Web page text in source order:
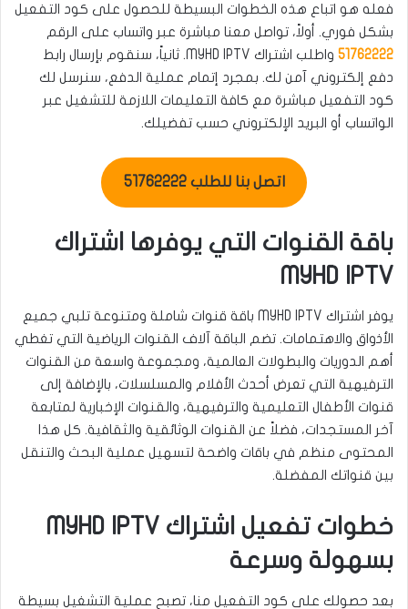
فعله هو اتباع هذه الخطوات البسيطة للحصول على كود التفعيل
بشكل فوري. أولاً، تواصل معنا مباشرة عبر واتساب على الرقم
51762222
واطلب اشتراك MYHD IPTV. ثانياً، سنقوم بإرسال رابط
دفع إلكتروني آمن لك. بمجرد إتمام عملية الدفع، سنرسل لك
كود التفعيل مباشرة مع كافة التعليمات اللازمة للتشغيل عبر
الواتساب أو البريد الإلكتروني حسب تفضيلك.
اتصل بنا للطلب 51762222
باقة القنوات التي يوفرها اشتراك
MYHD IPTV
يوفر اشتراك MYHD IPTV باقة قنوات شاملة ومتنوعة تلبي جميع
الأذواق والاهتمامات. تضم الباقة آلاف القنوات الرياضية التي تغطي
أهم الدوريات والبطولات العالمية، ومجموعة واسعة من القنوات
الترفيهية التي تعرض أحدث الأفلام والمسلسلات، بالإضافة إلى
قنوات الأطفال التعليمية والترفيهية، والقنوات الإخبارية لمتابعة
آخر المستجدات، فضلاً عن القنوات الوثائقية والثقافية. كل هذا
المحتوى منظم في باقات واضحة لتسهيل عملية البحث والتنقل
بين قنواتك المفضلة.
خطوات تفعيل اشتراك MYHD IPTV
بسهولة وسرعة
بعد حصولك على كود التفعيل منا، تصبح عملية التشغيل بسيطة